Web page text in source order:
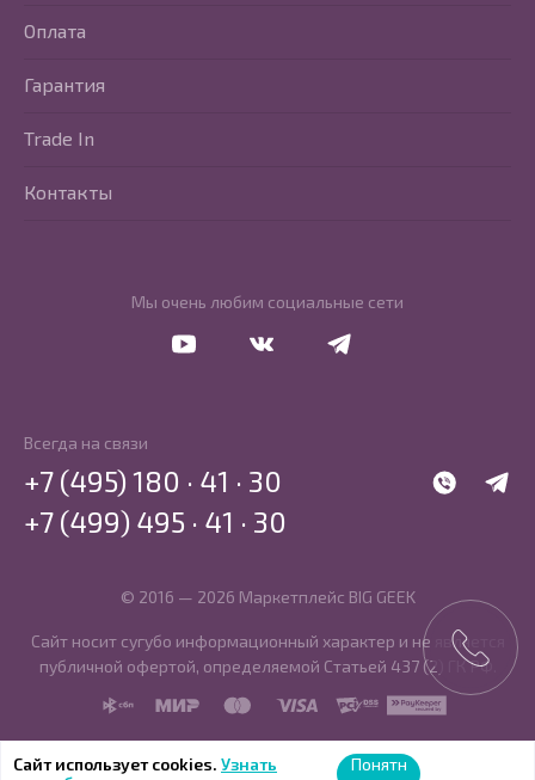
Мы очень любим социальные сети
Оплата
Гарантия
Trade In
Контакты
Всегда на связи
WhatsApp
+7 (495) 180 · 41 · 30
+7 (499) 495 · 41 · 30
© 2016 — 2026 Маркетплейс BIG GEEK
Сайт носит сугубо информационный характер и не является
публичной офертой, определяемой Статьей 437 (2) ГК РФ.
SBP
MIR MasterCard
Visa PCI DSS PayKeeper
Сайт использует cookies. Узнать
Понятн